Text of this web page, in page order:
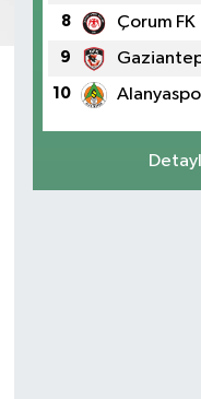
8 Çorum FK
9
10